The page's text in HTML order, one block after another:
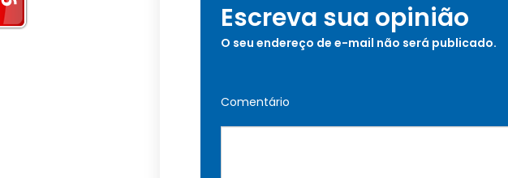
Escreva sua opinião
O seu endereço de e-mail não será publicado.
Comentário